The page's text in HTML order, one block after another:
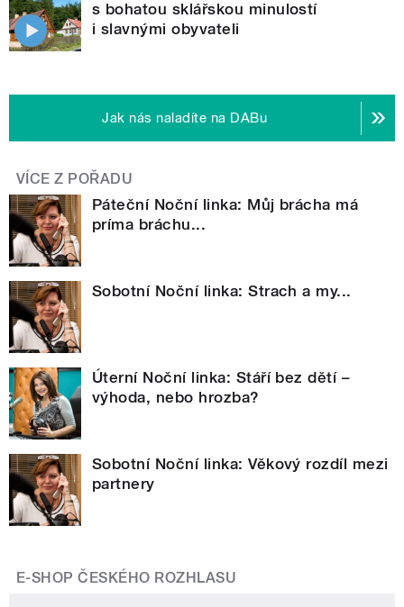
s bohatou sklářskou minulostí
i slavnými obyvateli
Jak nás naladíte na DABu
VÍCE Z POŘADU
Páteční Noční linka: Můj brácha má
príma bráchu...
Sobotní Noční linka: Strach a my...
Úterní Noční linka: Stáří bez dětí –
výhoda, nebo hrozba?
Sobotní Noční linka: Věkový rozdíl mezi
partnery
E-SHOP ČESKÉHO ROZHLASU